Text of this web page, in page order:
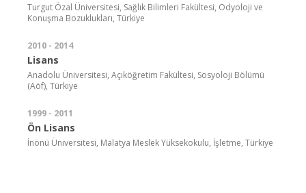
Turgut Özal Üniversitesi, Sağlık Bilimleri Fakültesi, Odyoloji ve
Konuşma Bozuklukları, Türkiye
2010 - 2014
Lisans
Anadolu Üniversitesi, Açıköğretim Fakültesi, Sosyoloji Bölümü
(Aöf), Türkiye
1999 - 2011
Ön Lisans
İnönü Üniversitesi, Malatya Meslek Yüksekokulu, İşletme, Türkiye